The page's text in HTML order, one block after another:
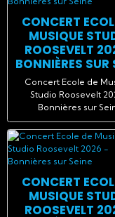
CONCERT
MUSIQUE
ROOSEVELT
BONNIÈRES SUR
Concert Ecole de
Studio Roosevelt
Bonnières sur
CONCERT
MUSIQUE
ROOSEVELT